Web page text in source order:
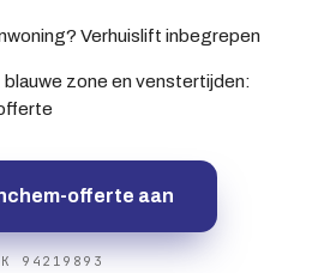
Verhuislift inbegrepen
zone en venstertijden:
offerte aan
94219893